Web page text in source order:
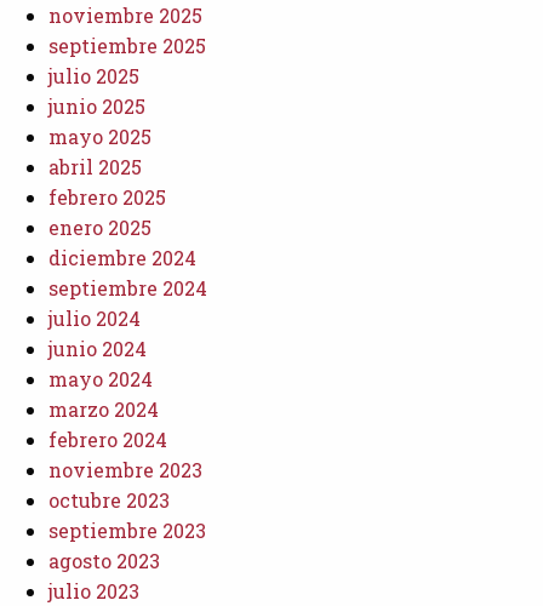
noviembre 2025
septiembre 2025
julio 2025
junio 2025
mayo 2025
abril 2025
febrero 2025
enero 2025
diciembre 2024
septiembre 2024
julio 2024
junio 2024
mayo 2024
marzo 2024
febrero 2024
noviembre 2023
octubre 2023
septiembre 2023
agosto 2023
julio 2023